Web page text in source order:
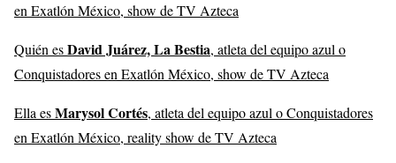
en Exatlón México, show de TV Azteca
Quién esDavid Juárez, La Bestia, atleta del equipo azul o
Conquistadores en Exatlón México, show de TV Azteca
Ella esMarysol Cortés, atleta del equipo azul o Conquistadores
en Exatlón México, reality show de TV Azteca